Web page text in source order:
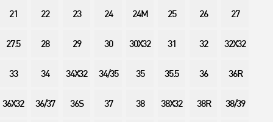
21 22 23 24 24M 25 26 27
27.5 28 29 30 30X32 31 32 32X32
33 34 34X32 34/35 35 35.5 36 36R
36X32 36/37 36S 37 38 38X32 38R 38/39